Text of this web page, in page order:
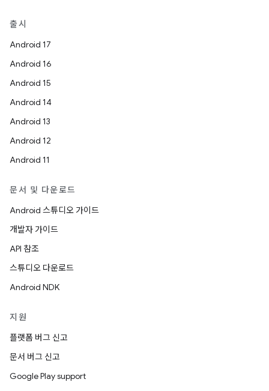
출시
Android 17
Android 16
Android 15
Android 14
Android 13
Android 12
Android 11
문서 및 다운로드
Android 스튜디오 가이드
개발자 가이드
API 참조
스튜디오 다운로드
Android NDK
지원
플랫폼 버그 신고
문서 버그 신고
Google Play support